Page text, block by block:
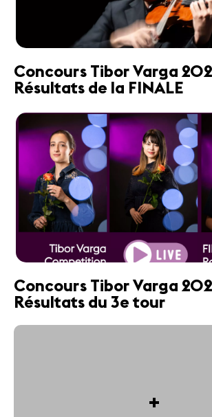
Concours Tibor Varga
Résultats de la FINALE
Concours Tibor Varga
Résultats du 3e tour
+